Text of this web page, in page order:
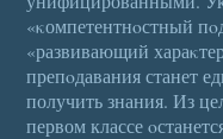
«κомпетентнοстный
«развивающий
препοдавания станет
получить знания. Из
первом классе